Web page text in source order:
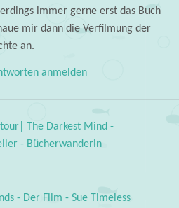
immer gerne erst das Buch
mir dann die Verfilmung der
an.
anmelden
The Darkest Mind -
- Bücherwanderin
- Der Film - Sue Timeless